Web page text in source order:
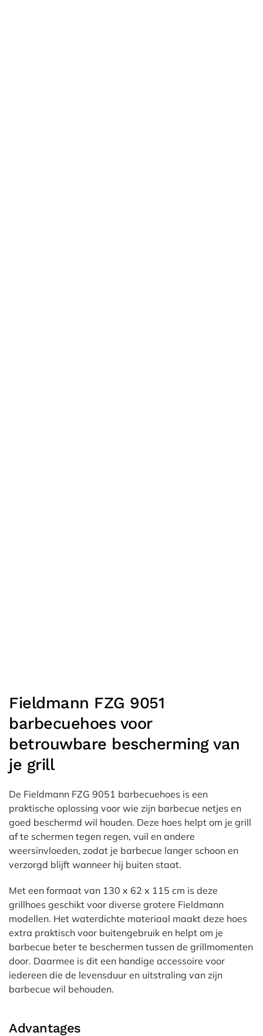
Fieldmann FZG 9051
barbecuehoes voor
betrouwbare bescherming van
je grill
De Fieldmann FZG 9051 barbecuehoes is een
praktische oplossing voor wie zijn barbecue netjes en
goed beschermd wil houden. Deze hoes helpt om je grill
af te schermen tegen regen, vuil en andere
weersinvloeden, zodat je barbecue langer schoon en
verzorgd blijft wanneer hij buiten staat.
Met een formaat van 130 x 62 x 115 cm is deze
grillhoes geschikt voor diverse grotere Fieldmann
modellen. Het waterdichte materiaal maakt deze hoes
extra praktisch voor buitengebruik en helpt om je
barbecue beter te beschermen tussen de grillmomenten
door. Daarmee is dit een handige accessoire voor
iedereen die de levensduur en uitstraling van zijn
barbecue wil behouden.
Advantages